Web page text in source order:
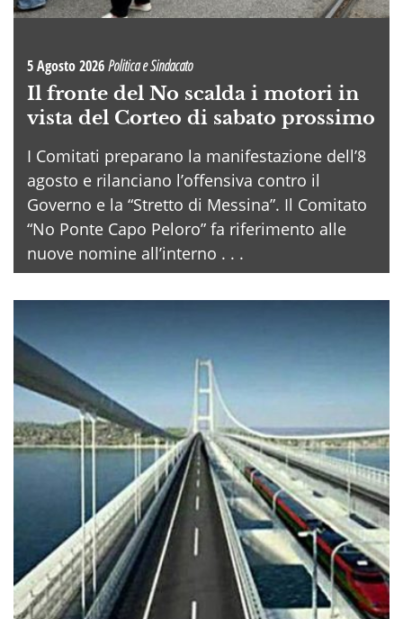
5 Agosto 2026Politica e Sindacato
Il fronte del No scalda i motori in
vista del Corteo di sabato prossimo
I Comitati preparano la manifestazione dell’8
agosto e rilanciano l’offensiva contro il
Governo e la “Stretto di Messina”. Il Comitato
“No Ponte Capo Peloro” fa riferimento alle
nuove nomine all’interno . . .